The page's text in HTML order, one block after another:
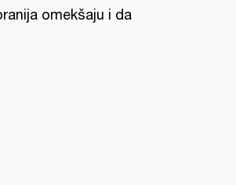
omekšaju i da